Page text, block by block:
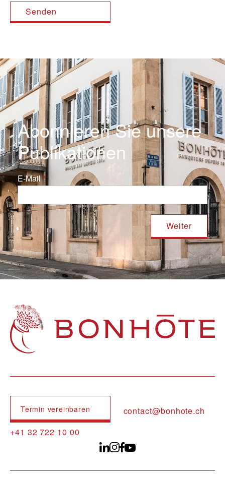
Abonnieren Sie unsere
Publikationen
E-Mail
Navigation principale
Termin vereinbaren
contact@bonhote.ch
+41 32 722 10 00